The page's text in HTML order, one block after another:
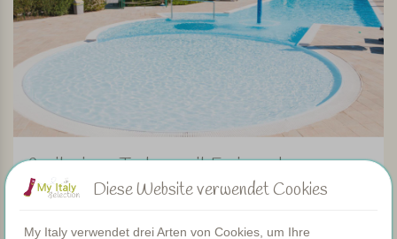
Agriturismo Toskana mit Ferienwohnungen,
gemütlich und nur 800m zum Meer!
Diese Website verwendet Cookies
My Italy verwendet drei Arten von Cookies, um Ihre